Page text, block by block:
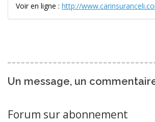
Voir en ligne : http://
Un message, un
Forum sur abonnement